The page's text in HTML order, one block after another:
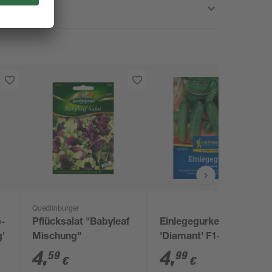
Quedlinburger
Pflücksalat "Babyleaf
Mischung"
4,59 €
Einlegegurke
'Diamant' F1-Hybride
4,99 €